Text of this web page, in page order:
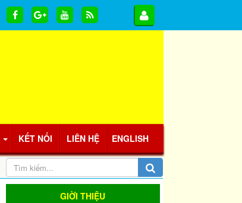
KẾT NỐI LIÊN HỆ ENGLISH
GIỜI THIỆU